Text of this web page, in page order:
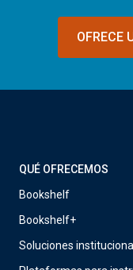
OFRECE
QUÉ OFRECEMOS
Bookshelf
Bookshelf+
Soluciones